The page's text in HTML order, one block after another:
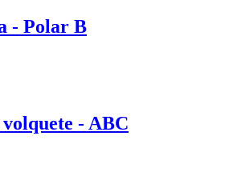
- Polar B
- ABC